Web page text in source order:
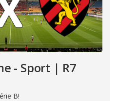
- Sport | R7
B!